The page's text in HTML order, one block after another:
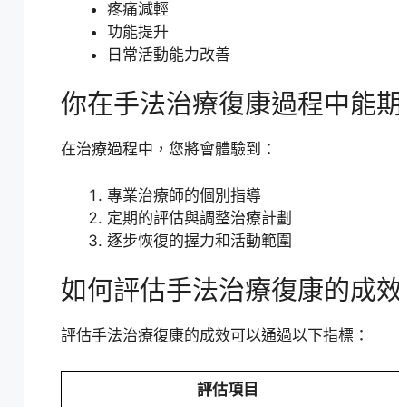
疼痛減輕
功能提升
日常活動能力改善
你在手法治療復康過程中能
在治療過程中，您將會體驗到：
專業治療師的個別指導
定期的評估與調整治療計劃
逐步恢復的握力和活動範圍
如何評估手法治療復康的成
評估手法治療復康的成效可以通過以下指標：
評估項目